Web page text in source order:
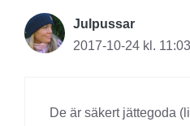
Julpussar
2017-10-24 kl. 11:03
De är säkert jättegoda